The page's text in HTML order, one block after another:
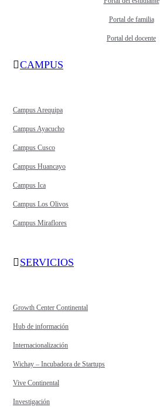
Portal de familia
Portal del docente
CAMPUS
Campus Arequipa
Campus Ayacucho
Campus Cusco
Campus Huancayo
Campus Ica
Campus Los Olivos
Campus Miraflores
SERVICIOS
Growth Center Continental
Hub de información
Internacionalización
Wichay – Incubadora de Startups
Vive Continental
Investigación